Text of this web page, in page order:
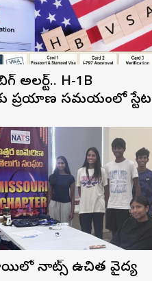
అలర్ట్.. H-1B
ప్రయాణ సమయంలో స్టేటస్
నాట్స్ ఉచిత వైద్య